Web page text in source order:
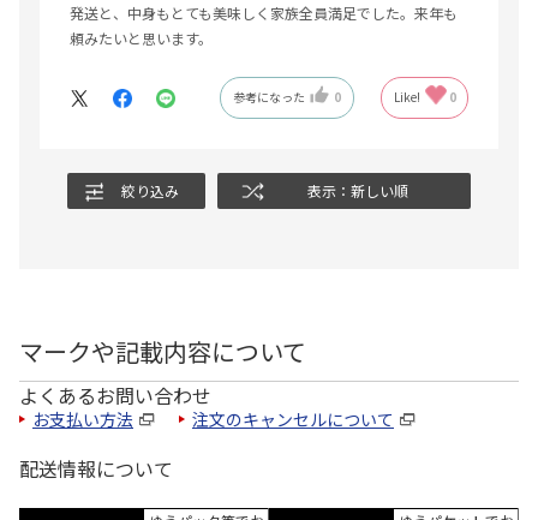
発送と、中身もとても美味しく家族全員満足でした。来年も
頼みたいと思います。
参考になった 0 Like! 0
絞り込み 表示：新しい順
マークや記載内容について
よくあるお問い合わせ
お支払い方法 注文のキャンセルについて
配送情報について